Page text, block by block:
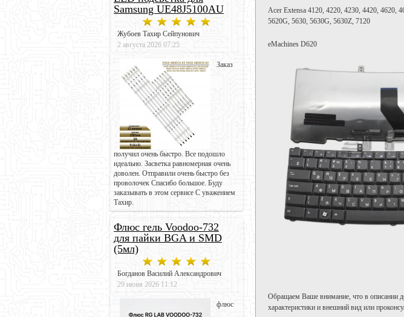
Samsung UE48J5100AU
Жубоев Тахир Сейпунович
2 августа 2026 07:25
Заказ
получил очень быстро. Все подошло
идеально. Засветка равномерная очень
доволен. Отправили очень быстро без
проволочек Спасибо большое. Буду
заказывать в этом сервисе С уважением
Тахир.
Флюс гель Voodoo-732
для пайки BGA и SMD
(5мл)
Богданов Василий Александрович
29 июня 2026 11:12
флюс
Acer Extensa 4120, 4220, 4230, 4420, 4620,
5620G, 5630, 5630G, 5630Z, 7120
eMachines D620
Обращаем Ваше внимание, что в описании
характеристики и внешний вид или